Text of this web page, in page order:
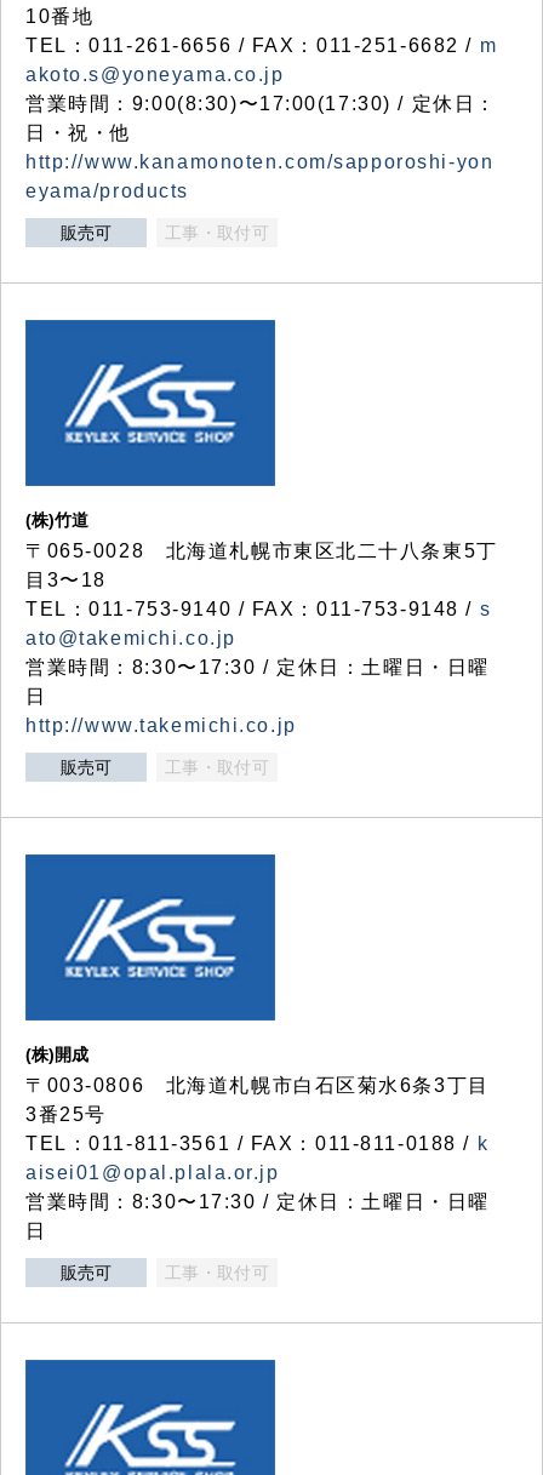
10番地
TEL：011-261-6656 / FAX：011-251-6682 / m
akoto.s@yoneyama.co.jp
営業時間：9:00(8:30)〜17:00(17:30) / 定休日：
日・祝・他
http://www.kanamonoten.com/sapporoshi-yon
eyama/products
販売可 工事・取付可
(株)竹道
〒065-0028 北海道札幌市東区北二十八条東5丁
目3〜18
TEL：011-753-9140 / FAX：011-753-9148 / s
ato@takemichi.co.jp
営業時間：8:30〜17:30 / 定休日：土曜日・日曜
日
http://www.takemichi.co.jp
販売可 工事・取付可
(株)開成
〒003-0806 北海道札幌市白石区菊水6条3丁目
3番25号
TEL：011-811-3561 / FAX：011-811-0188 / k
aisei01@opal.plala.or.jp
営業時間：8:30〜17:30 / 定休日：土曜日・日曜
日
販売可 工事・取付可